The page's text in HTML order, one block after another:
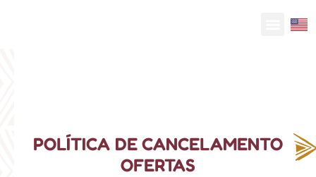
POLÍTICA DE CANCELAMENTO
OFERTAS